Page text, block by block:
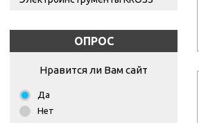
ОПРОС
Нравится ли Вам сайт
Да
Нет